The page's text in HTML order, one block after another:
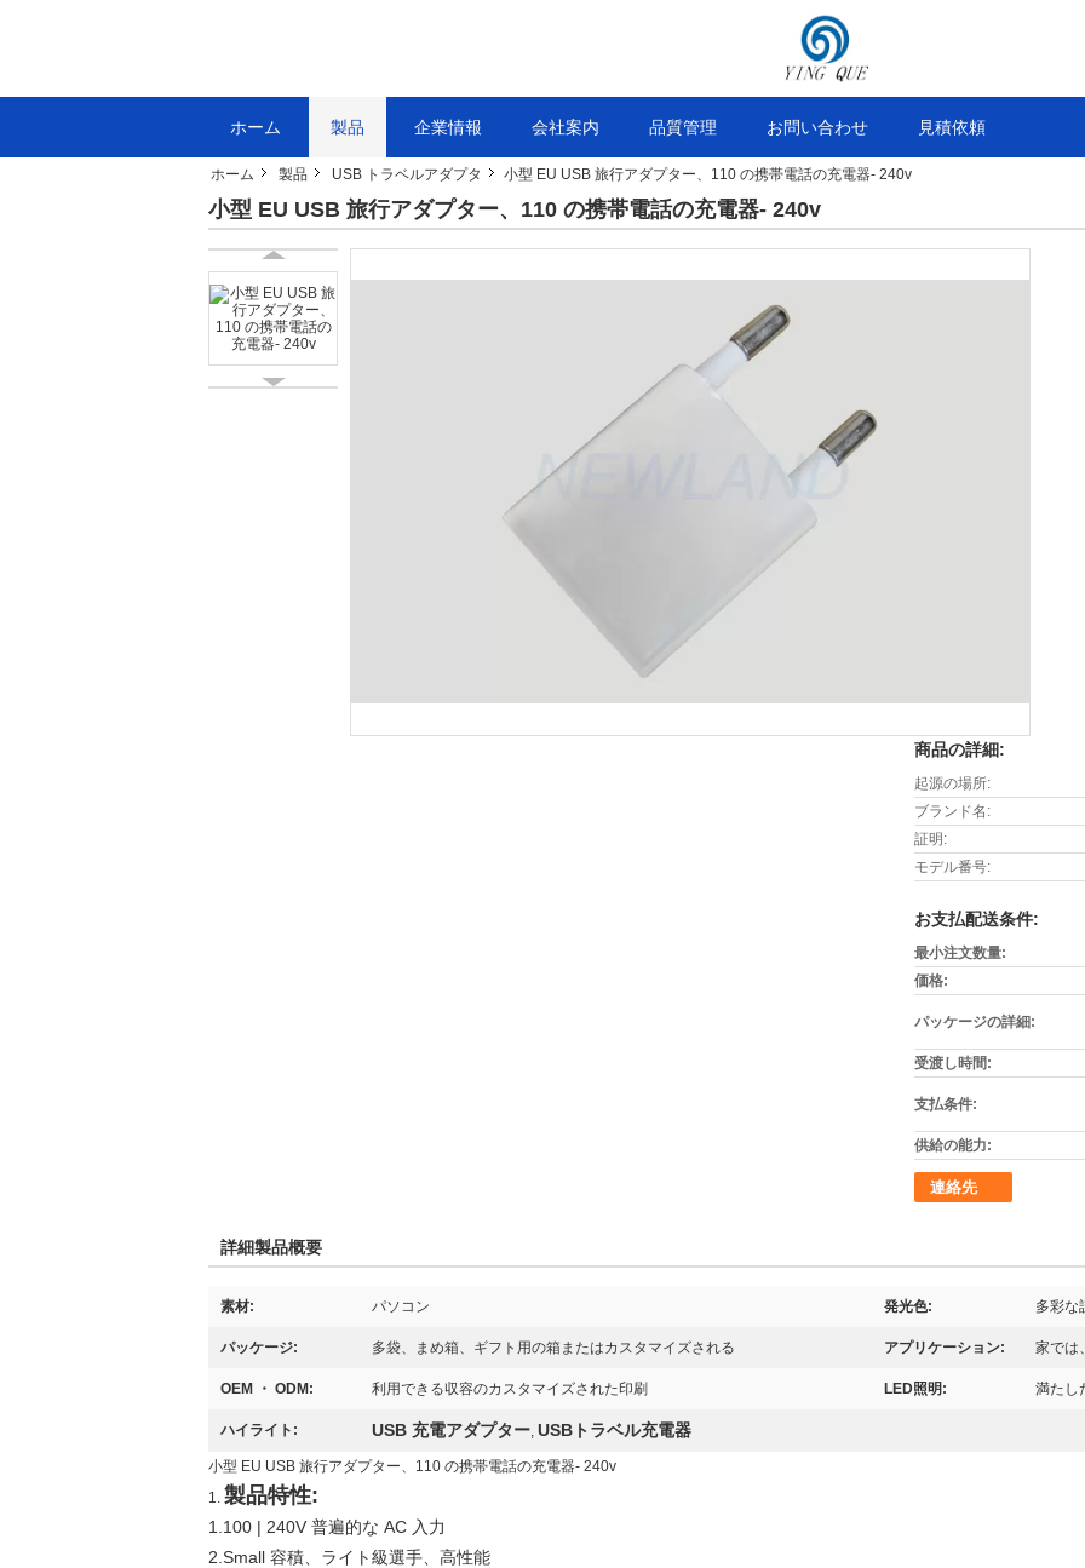
ホーム 製品 企業情報 会社案内 品質管理 お問い合わせ 見積依頼
ホーム 製品 USB トラベルアダプタ 小型 EU USB 旅行アダプター、110 の携帯電話の充電器- 240v
小型 EU USB 旅行アダプター、110 の携帯電話の充電器- 240v
商品の詳細:
起源の場所:
ブランド名:
証明:
モデル番号:
お支払配送条件:
最小注文数量:
価格:
パッケージの詳細:
受渡し時間:
支払条件:
供給の能力:
連絡先
詳細製品概要
素材: パソコン 発光色: 多彩な
パッケージ: 多袋、まめ箱、ギフト用の箱またはカスタマイズされる アプリケーション: 家では
OEM ・ ODM: 利用できる収容のカスタマイズされた印刷 LED照明: 満たし
ハイライト: USB 充電アダプター, USBトラベル充電器
小型 EU USB 旅行アダプター、110 の携帯電話の充電器- 240v
1. 製品特性:
1.100 | 240V 普遍的な AC 入力
2.Small 容積、ライト級選手、高性能